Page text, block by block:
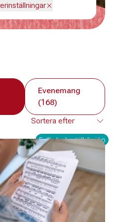
Evenemang
(168)
Fullbokad - ställ dig i kö